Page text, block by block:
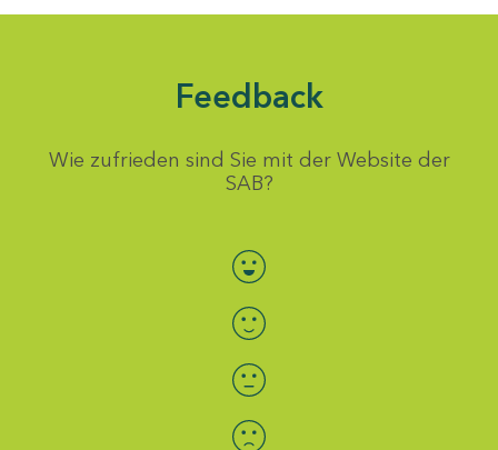
Feedback
Wie zufrieden sind Sie mit der Website der
SAB?
Bewertung auswählen